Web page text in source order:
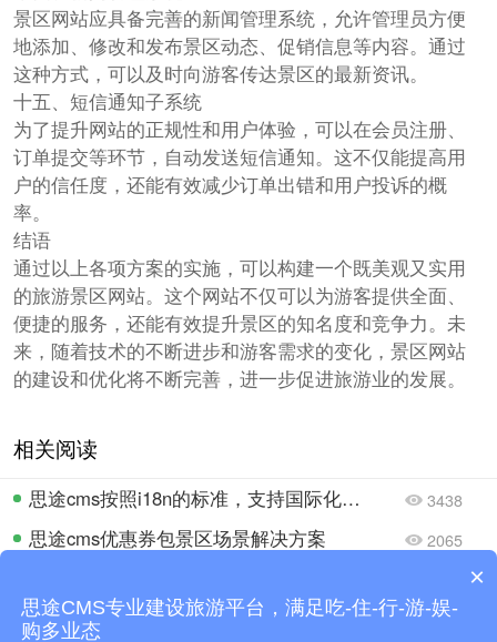
景区网站应具备完善的新闻管理系统，允许管理员方便
地添加、修改和发布景区动态、促销信息等内容。通过
这种方式，可以及时向游客传达景区的最新资讯。
十五、短信通知子系统
为了提升网站的正规性和用户体验，可以在会员注册、
订单提交等环节，自动发送短信通知。这不仅能提高用
户的信任度，还能有效减少订单出错和用户投诉的概
率。
结语
通过以上各项方案的实施，可以构建一个既美观又实用
的旅游景区网站。这个网站不仅可以为游客提供全面、
便捷的服务，还能有效提升景区的知名度和竞争力。未
来，随着技术的不断进步和游客需求的变化，景区网站
的建设和优化将不断完善，进一步促进旅游业的发展。
相关阅读
思途cms按照i18n的标准，支持国际化业务开拓 3438
思途cms优惠券包景区场景解决方案 2065
如何设计旅游网站全指南：借助思途智旅，打造属于你的个性化平台 1981
你们是怎么收费的呢？
×
思途CMS专业建设旅游平台，满足吃-住-行-游-娱-
购多业态